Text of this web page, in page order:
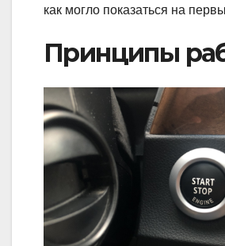
как могло показаться на
Принципы